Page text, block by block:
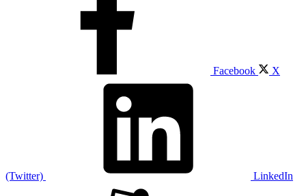
Facebook X
(Twitter) LinkedIn